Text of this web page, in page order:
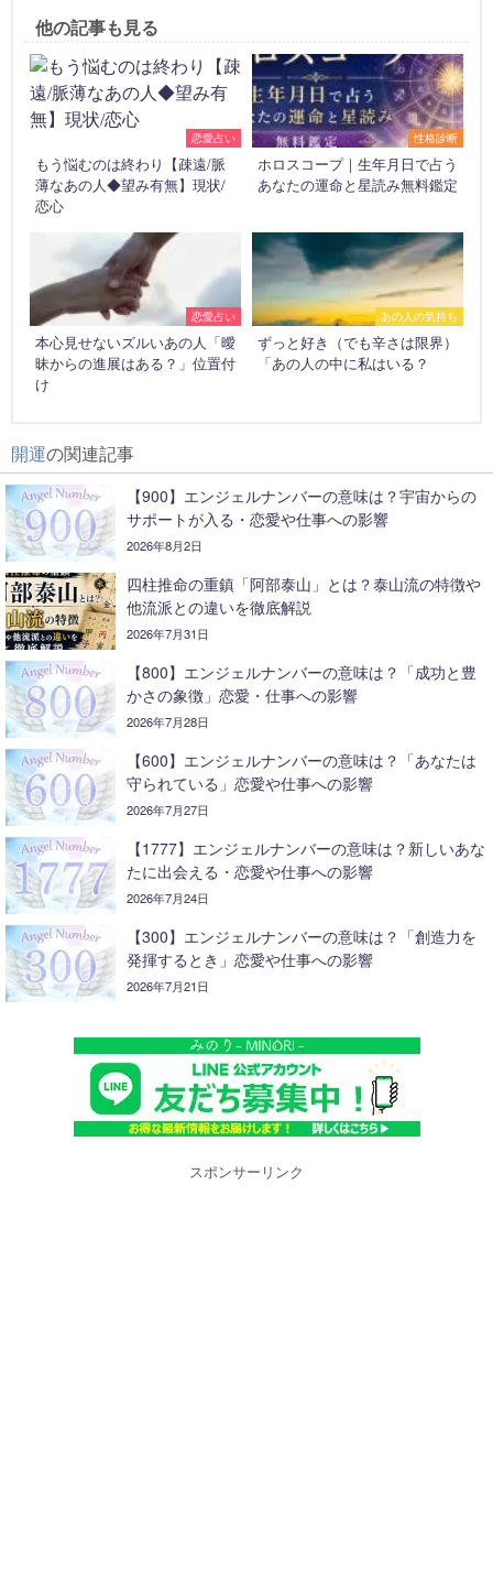
他の記事も見る
恋愛占い
もう悩むのは終わり【疎遠/脈
薄なあの人◆望み有無】現状/
恋心
性格診断
ホロスコープ｜生年月日で占う
あなたの運命と星読み無料鑑定
恋愛占い
本心見せないズルいあの人「曖
昧からの進展はある？」位置付
け
あの人の気持ち
ずっと好き（でも辛さは限界）
「あの人の中に私はいる？
開運の関連記事
【900】エンジェルナンバーの意味は？宇宙からの
サポートが入る・恋愛や仕事への影響
2026年8月2日
四柱推命の重鎮「阿部泰山」とは？泰山流の特徴や
他流派との違いを徹底解説
2026年7月31日
【800】エンジェルナンバーの意味は？「成功と豊
かさの象徴」恋愛・仕事への影響
2026年7月28日
【600】エンジェルナンバーの意味は？「あなたは
守られている」恋愛や仕事への影響
2026年7月27日
【1777】エンジェルナンバーの意味は？新しいあな
たに出会える・恋愛や仕事への影響
2026年7月24日
【300】エンジェルナンバーの意味は？「創造力を
発揮するとき」恋愛や仕事への影響
2026年7月21日
スポンサーリンク